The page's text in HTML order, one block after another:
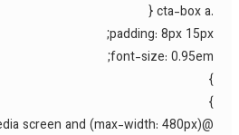
padding: 8px
font-size: